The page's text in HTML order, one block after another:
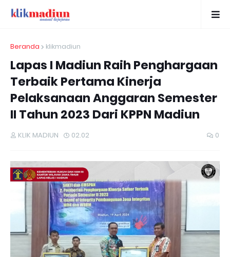
Beranda klikmadiun
Lapas I Madiun Raih Penghargaan
Terbaik Pertama Kinerja
Pelaksanaan Anggaran Semester
II Tahun 2023 Dari KPPN Madiun
KLIK MADIUN 02.02 0